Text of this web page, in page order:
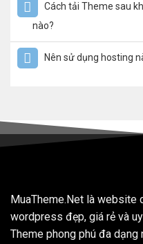
Cách tải Theme sau
nào?
Nên sử dụng hosting
MuaTheme.Net là website
wordpress đẹp, giá rẻ và
Theme phong phú đa dạng